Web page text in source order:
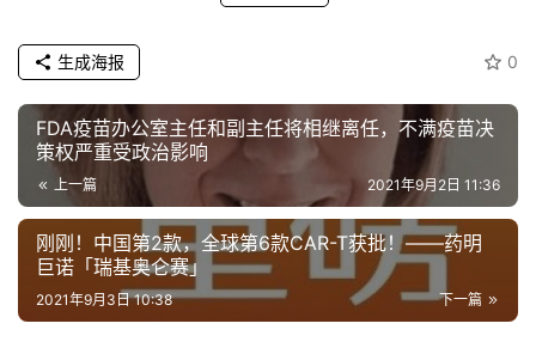
0
生成海报
FDA疫苗办公室主任和副主任将相继离任，不满疫苗决
策权严重受政治影响
上一篇 2021年9月2日 11:36
刚刚！中国第2款，全球第6款CAR-T获批！——药明
巨诺「瑞基奥仑赛」
下一篇
2021年9月3日 10:38